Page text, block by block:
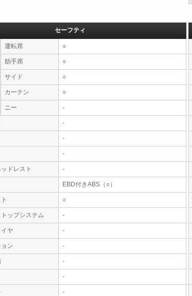
セーフティ
運転席 ○
助手席 ○
サイド ○
カーテン ○
ニー -
-
-
-
ドレスト -
EBD付きABS（○）
○
ップシステム -
ヤ -
ン -
-
-
-